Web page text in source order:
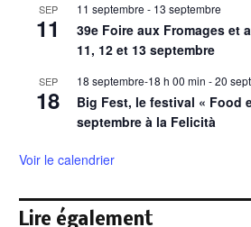
SEP
11
11 septembre - 13 septembre
39e Foire aux Fromages et
11, 12 et 13 septembre
SEP
18
18 septembre-18 h 00 min -20
Big Fest, le festival « Food
septembre à la Felicità
Voir le calendrier
Lire également